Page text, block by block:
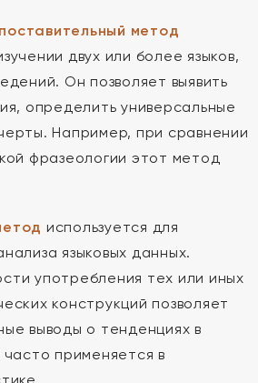
метод
двух или более языков,
Он позволяет выявить
определить универсальные
Например, при сравнении
фразеологии этот метод
используется для
языковых данных.
употребления тех или иных
конструкций позволяет
выводы о тенденциях в
применяется в